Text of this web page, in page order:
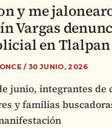
y me
Vargas
en Tlalpan
/ 30 JUNIO, 2026
junio, integrantes de
y familias